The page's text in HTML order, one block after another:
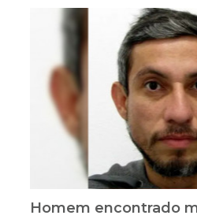
Homem encontrado